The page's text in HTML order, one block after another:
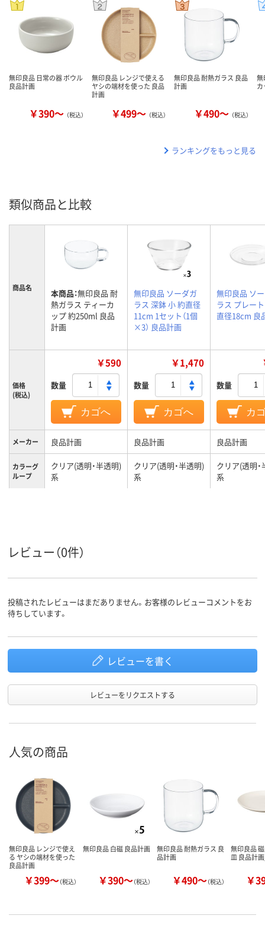
無印良品 日常の器 ボウル
良品計画
￥390～ （税込）
無印良品 レンジで使える
ヤシの端材を使った 良品
計画
￥499～ （税込）
無印良品 耐熱ガラス 良品
計画
￥490～ （税込）
無
ランキングをもっと見る
類似商品と比較
商品名 本商品：無印良品 耐
熱ガラス ティーカ
ップ 約250ml 良品
計画
無印良品 ソーダガ
ラス 深鉢 小 約直径
11cm 1セット（1個
×3） 良品計画
無印良品 ソ
ラス プレー
直径18cm 良
価格
(税込)
￥590
数量
カゴへ
￥1,470
数量
カゴへ
数量
カ
メーカー 良品計画 良品計画 良品計画
カラーグ
ループ
クリア(透明・半透明)
系
クリア(透明・半透明)
系
クリア(透明
系
レビュー（0件）
投稿されたレビューはまだありません。お客様のレビューコメントをお
待ちしています。
レビューを書く
レビューをリクエストする
人気の商品
無印良品 レンジで使え
る ヤシの端材を使った
良品計画
￥399～（税込）
無印良品 白磁 良品計画
￥390～（税込）
無印良品 耐熱ガラス 良
品計画
￥490～（税込）
無印良品
皿 良品計
￥